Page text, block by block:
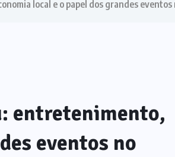
local e o papel dos grandes
entretenimento,
eventos no